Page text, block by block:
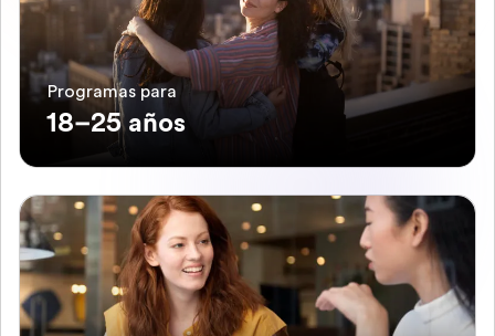
Programas para
18–25 años